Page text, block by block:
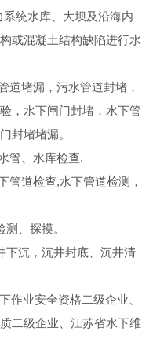
统水库、大坝及沿海内
或混凝土结构缺陷进行水
堵漏，污水管道封堵，
，水下闸门封堵，水下管
封堵堵漏。
管、水库检查.
道检查,水下管道检测，
、探摸。
沉，沉井封底、沉井清
作业安全资格二级企业、
二级企业、江苏省水下维